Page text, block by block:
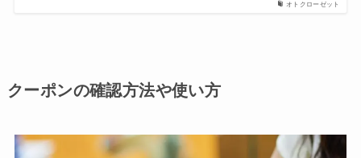
オトクローゼット
クーポンの確認方法や使い方